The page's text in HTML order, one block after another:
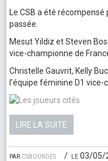
par csbourges le 03/05/
Le CSB a été
passée.
Mesut Yildiz et Steven
vice-championne de
Christelle Gauvrit, Kelly
l’équipe féminine D1
LIRE LA SUITE